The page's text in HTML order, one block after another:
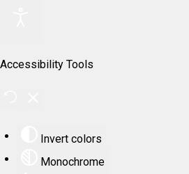
Accessibility Tools
Invert colors
Monochrome